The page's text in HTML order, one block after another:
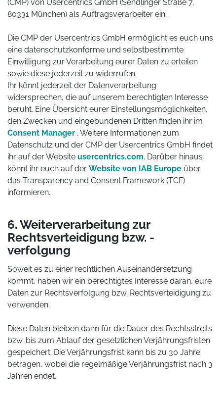
(CMP) von Usercentrics GmbH (Sendlinger Straße 7,
80331 München) als Auftragsverarbeiter ein.
Die CMP der Usercentrics GmbH ermöglicht es euch uns
eine datenschutzkonforme und selbstbestimmte
Einwilligung zur Verarbeitung eurer Daten zu erteilen
sowie diese jederzeit zu widerrufen.
Ihr könnt jederzeit der Datenverarbeitung
widersprechen, die auf unserem berechtigten Interesse
beruht. Eine Übersicht eurer Einstellungsmöglichkeiten,
den Zwecken und eingebundenen Dritten finden ihr im
Consent Manager . Weitere Informationen zum
Datenschutz und der CMP der Usercentrics GmbH findet
ihr auf der Website usercentrics.com. Darüber hinaus
könnt ihr euch auf der Website von IAB Europe über
das Transparency and Consent Framework (TCF)
informieren.
6. Weiterverarbeitung zur
Rechtsverteidigung bzw. -
verfolgung
Soweit es zu einer rechtlichen Auseinandersetzung
kommt, haben wir ein berechtigtes Interesse daran, eure
Daten zur Rechtsverfolgung bzw. Rechtsverteidigung zu
verwenden.
Diese Daten bleiben dann für die Dauer des Rechtsstreits
bzw. bis zum Ablauf der gesetzlichen Verjährungsfristen
gespeichert. Die Verjährungsfrist kann bis zu 30 Jahre
betragen, wobei die regelmäßige Verjährungsfrist nach 3
Jahren endet.